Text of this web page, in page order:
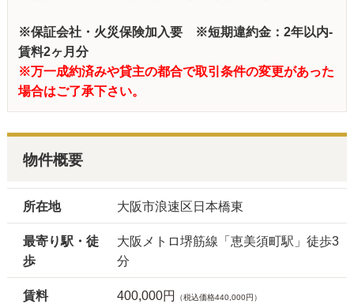
※保証会社・火災保険加入要 ※短期違約金：2年以内-
賃料2ヶ月分
※万一成約済みや貸主の都合で取引条件の変更があった
場合はご了承下さい。
物件概要
所在地 大阪市浪速区日本橋東
最寄り駅・徒
歩
大阪メトロ堺筋線「恵美須町駅」徒歩3
分
賃料 400,000円 （税込価格440,000円）